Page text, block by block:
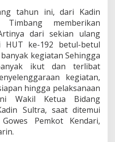
tahun ini, dari Kadin
memberikan
dari sekian ulang
ke-192 betul-betul
kegiatan Sehingga
ikut dan terlibat
kegiatan,
hingga pelaksanaan
Wakil Ketua Bidang
Sultra, saat ditemui
Pemkot Kendari,